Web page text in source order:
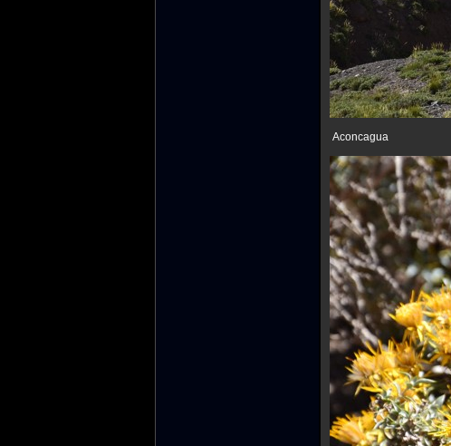
Aconcagua